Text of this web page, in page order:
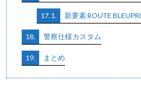
17.1. 新要素 ROUTE
18. 警察仕様カスタム
19. まとめ